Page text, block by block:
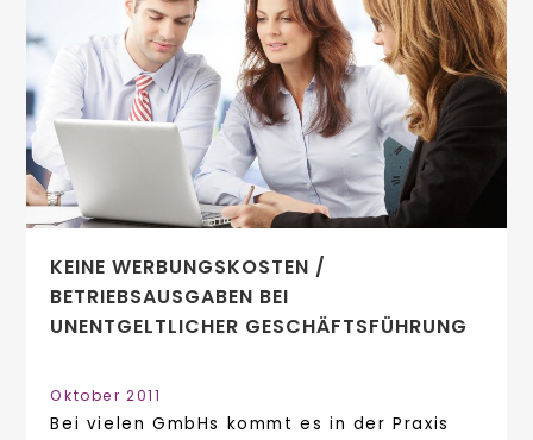
KEINE WERBUNGSKOSTEN /
BETRIEBSAUSGABEN BEI
UNENTGELTLICHER GESCHÄFTSFÜHRUNG
Oktober 2011
Bei vielen GmbHs kommt es in der Praxis